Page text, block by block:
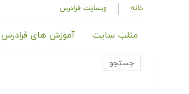
خانه وبسایت فرادرس
متلب سایت آموزش های فرادرس